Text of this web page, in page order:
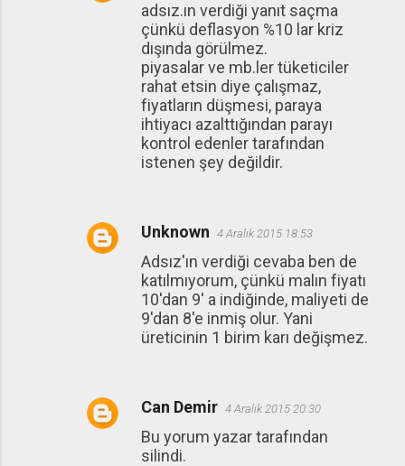
adsız.ın verdiği yanıt saçma
çünkü deflasyon %10 lar kriz
dışında görülmez.
piyasalar ve mb.ler tüketiciler
rahat etsin diye çalışmaz,
fiyatların düşmesi, paraya
ihtiyacı azalttığından parayı
kontrol edenler tarafından
istenen şey değildir.
Unknown 4 Aralık 2015 18:53
Adsız'ın verdiği cevaba ben de
katılmıyorum, çünkü malın fiyatı
10'dan 9' a indiğinde, maliyeti de
9'dan 8'e inmiş olur. Yani
üreticinin 1 birim karı değişmez.
Can Demir 4 Aralık 2015 20:30
Bu yorum yazar tarafından
silindi.